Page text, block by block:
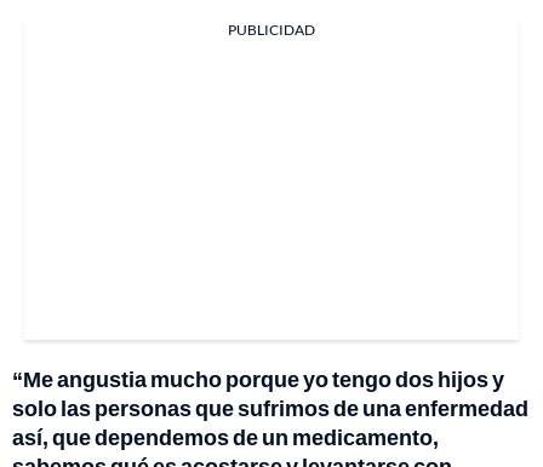
PUBLICIDAD
“Me angustia mucho porque yo tengo dos hijos y
solo las personas que sufrimos de una enfermedad
así, que dependemos de un medicamento,